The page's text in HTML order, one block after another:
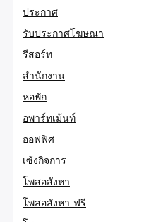
ประกาศ
รับประกาศโฆษณา
รีสอร์ท
สำนักงาน
หอพัก
อพาร์ทเม้นท์
ออฟฟิศ
เซ้งกิจการ
โพสอสังหา
โพสอสังหา-ฟรี